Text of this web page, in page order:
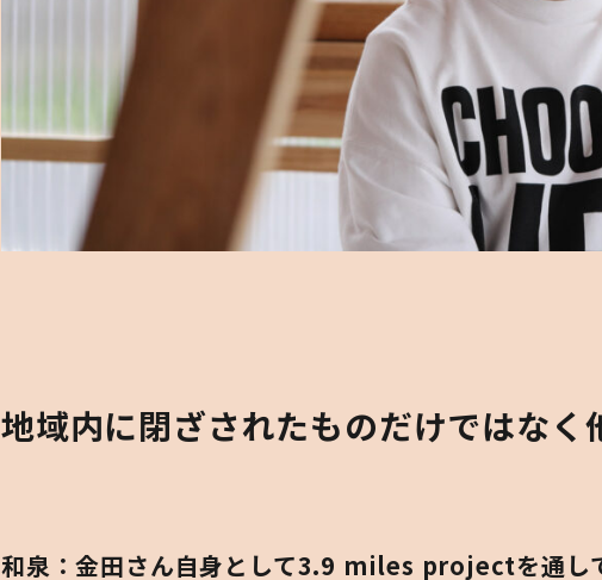
地域内に閉ざされたものだけではなく
和泉：金田さん自身として3.9 miles projectを通し